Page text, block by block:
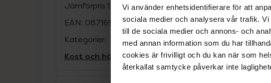
Vi använder enhetsidentifierare för att
sociala medier och analysera vår trafik.
till de sociala medier och annons- och
med annan information som du har
cookies är frivilligt och du kan när som
återkallat samtycke påverkar inte
Jämförpris 135 kr/ st
EAN: 08716900562853
Kategorier:
Kost och hälsaMåltidsersättningNäringsdryck